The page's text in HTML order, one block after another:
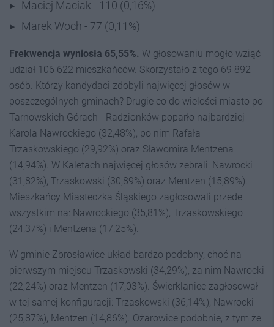
Maciej Maciak - 110 (0,16%)
Marek Woch - 77 (0,11%)
Frekwencja wyniosła 65,55%. W głosowaniu mogło wziąć
udział 106 622 mieszkańców. Skorzystało z tego 69 892
osób. Którzy kandydaci zdobyli najwięcej głosów w
poszczególnych gminach? Drugie co do wielości miasto po
Tarnowskich Górach - Radzionków poparło najbardziej
Karola Nawrockiego (32,48%), po nim Rafała
Trzaskowskiego (29,92%) oraz Sławomira Mentzena
(14,94%). W Kaletach najwięcej głosów zebrali: Nawrocki
(31,82%), Trzaskowski (30,89%) oraz Mentzen (15,89%).
Mieszkańcy Miasteczka Śląskiego zagłosowali przede
wszystkim na: Nawrockiego (35,81%), Trzaskowskiego
(24,37%) i Mentzena (17,25%).
W gminie Zbrosławice układ bardzo podobny, choć na
pierwszym miejscu Trzaskowski (34,29%), za nim Nawrocki
(22,24%) oraz Mentzen (17,03%). Świerklaniec zagłosował
w tej samej konfiguracji: Trzaskowski (36,14%), Nawrocki
(25,87%), Mentzen (14,86%). Ożarowice podobnie, z tym że